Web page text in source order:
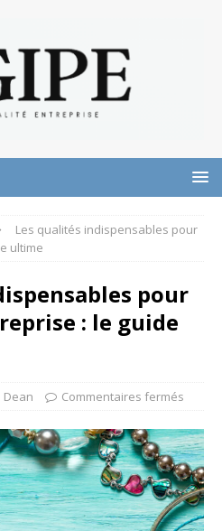
Les qualités indispensables pour
ultime
pour
: le guide
Dean Commentaires fermés